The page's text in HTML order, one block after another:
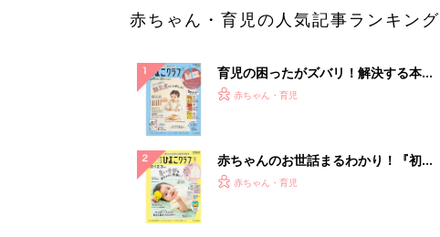
赤ちゃん・育児の人気記事ランキング
育児の困ったがズバリ！解決する本
『ひよこクラブ 秋号』 4カ月～2才
赤ちゃん・育児
赤ちゃんのお世話まるわかり！『初め
てのひよこクラブ 夏号』〈巻頭大特
赤ちゃん・育児